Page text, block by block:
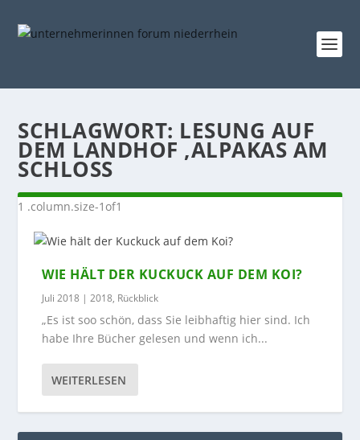
SCHLAGWORT: LESUNG AUF
DEM LANDHOF ‚ALPAKAS AM
SCHLOSS
WIE HÄLT DER KUCKUCK AUF DEM KOI?
Juli 2018 |2018, Rückblick
„Es ist soo schön, dass Sie leibhaftig hier sind. Ich
habe Ihre Bücher gelesen und wenn ich...
WEITERLESEN